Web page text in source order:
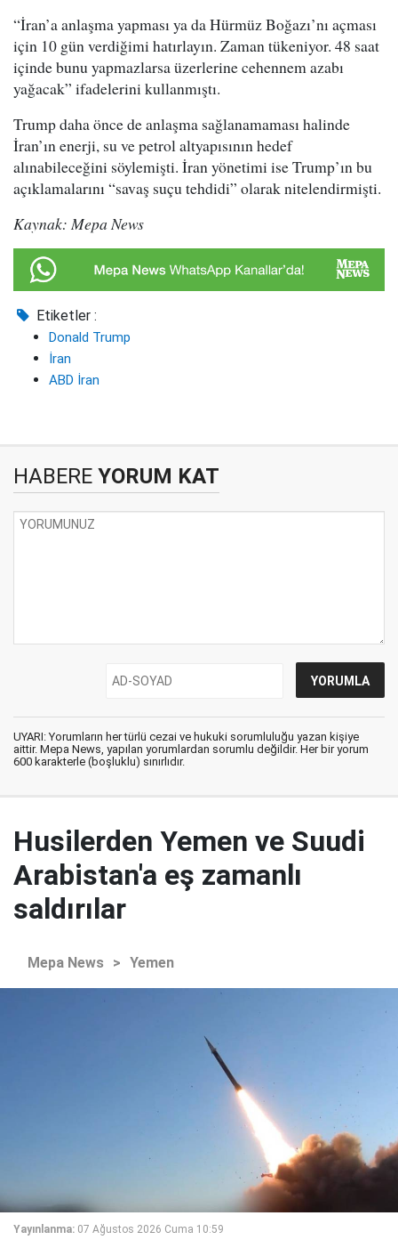
“İran’a anlaşma yapması ya da Hürmüz Boğazı’nı açması
için 10 gün verdiğimi hatırlayın. Zaman tükeniyor. 48 saat
içinde bunu yapmazlarsa üzerlerine cehennem azabı
yağacak” ifadelerini kullanmıştı.
Trump daha önce de anlaşma sağlanamaması halinde
İran’ın enerji, su ve petrol altyapısının hedef
alınabileceğini söylemişti. İran yönetimi ise Trump’ın bu
açıklamalarını “savaş suçu tehdidi” olarak nitelendirmişti.
Kaynak: Mepa News
Etiketler :
Donald Trump
İran
ABD İran
HABERE YORUM KAT
UYARI: Yorumların her türlü cezai ve hukuki sorumluluğu yazan kişiye
aittir. Mepa News, yapılan yorumlardan sorumlu değildir. Her bir yorum
600 karakterle (boşluklu) sınırlıdır.
Husilerden Yemen ve Suudi
Arabistan'a eş zamanlı
saldırılar
Mepa News > Yemen
Yayınlanma: 07 Ağustos 2026 Cuma 10:59